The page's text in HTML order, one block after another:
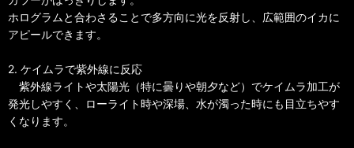
ホログラムと合わさることで多方向に光を反射し、広範囲のイカに
アピールできます。
2. ケイムラで紫外線に反応
紫外線ライトや太陽光（特に曇りや朝夕など）でケイムラ加工が
発光しやすく、ローライト時や深場、水が濁った時にも目立ちやす
くなります。